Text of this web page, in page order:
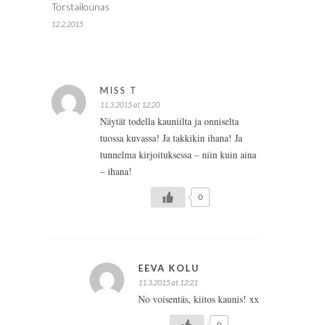
Torstailounas
12.2.2015
MISS T
11.3.2015 at 12:20
Näytät todella kauniilta ja onniselta
tuossa kuvassa! Ja takkikin ihana! Ja
tunnelma kirjoituksessa – niin kuin aina
– ihana!
0
EEVA KOLU
11.3.2015 at 12:21
No voisentäs, kiitos kaunis! xx